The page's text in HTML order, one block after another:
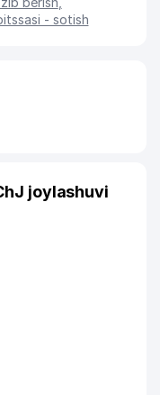
- sotish
joylashuvi